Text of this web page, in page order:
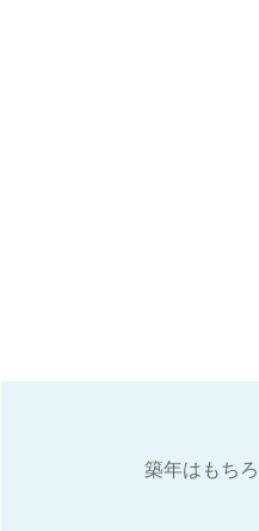
築年はもち